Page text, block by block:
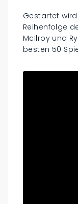
Gestartet
Reihenfolge
McIlroy und
besten 50